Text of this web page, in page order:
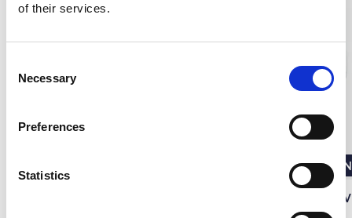
of their services.
Necessary
Preferences
Statistics
Långärmad tröja i siden,